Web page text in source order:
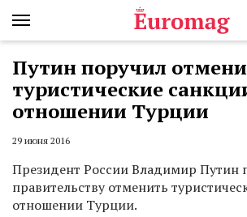
Путин поручил
туристические
отношении Турции
29 июня 2016
Президент России Владимир Путин
правительству отменить
отношении Турции.